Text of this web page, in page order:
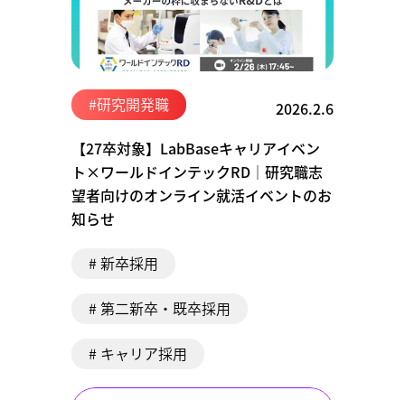
#研究開発職
2026.2.6
【27卒対象】LabBaseキャリアイベン
ト×ワールドインテックRD│研究職志
望者向けのオンライン就活イベントのお
知らせ
# 新卒採用
# 第二新卒・既卒採用
# キャリア採用